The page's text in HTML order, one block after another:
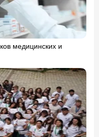
медицинских и